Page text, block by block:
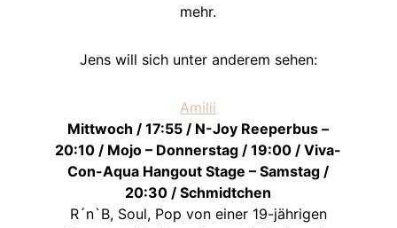
mehr.
Jens will sich unter anderem sehen:
Amilii
Mittwoch / 17:55 / N-Joy Reeperbus –
20:10 / Mojo – Donnerstag / 19:00 / Viva-
Con-Aqua Hangout Stage – Samstag /
20:30 / Schmidtchen
R´n`B, Soul, Pop von einer 19-jährigen